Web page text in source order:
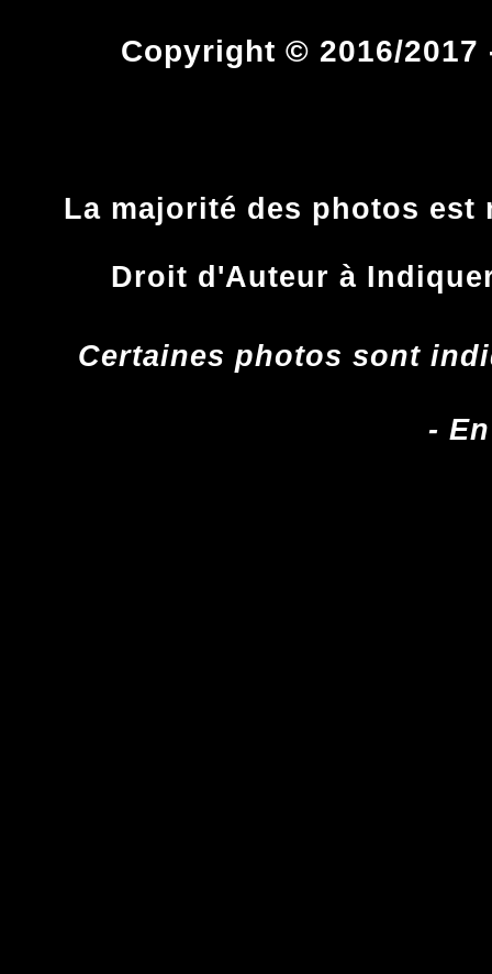
Copyright © 2016/2017
La majorité des photos
Droit d'Auteur à
Certaines photos sont
-